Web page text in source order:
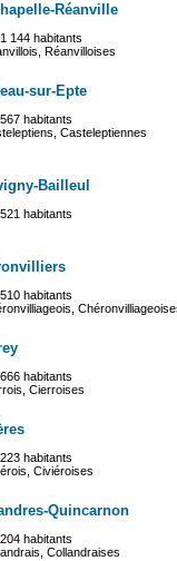
Réanville
144 habitants
Réanvilloises
sur-Epte
habitants
Casteleptiennes
Bailleul
habitants
habitants
habitants
Cierroises
habitants
Civiéroises
Quincarnon
habitants
Collandraises